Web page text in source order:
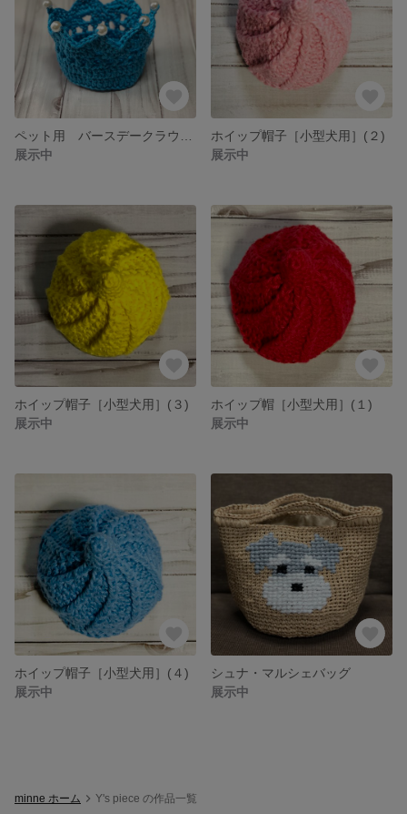
展示中
ホイップ帽子［小型犬用］(２)
展示中
ホイップ帽子［小型犬用］(３)
展示中
ホイップ帽［小型犬用］(１)
展示中
ホイップ帽子［小型犬用］(４)
展示中
シュナ・マルシェバッグ
展示中
minne ホーム Y's piece の作品一覧